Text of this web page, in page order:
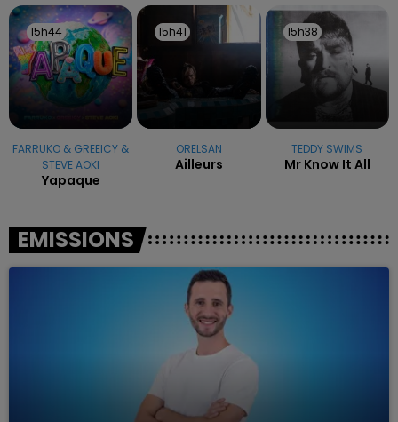
15h44
15h44
FARRUKO & GREEICY &
STEVE AOKI
Yapaque
15h41
15h41
ORELSAN
Ailleurs
15h38
15h38
TEDDY SWIMS
Mr Know It All
EMISSIONS